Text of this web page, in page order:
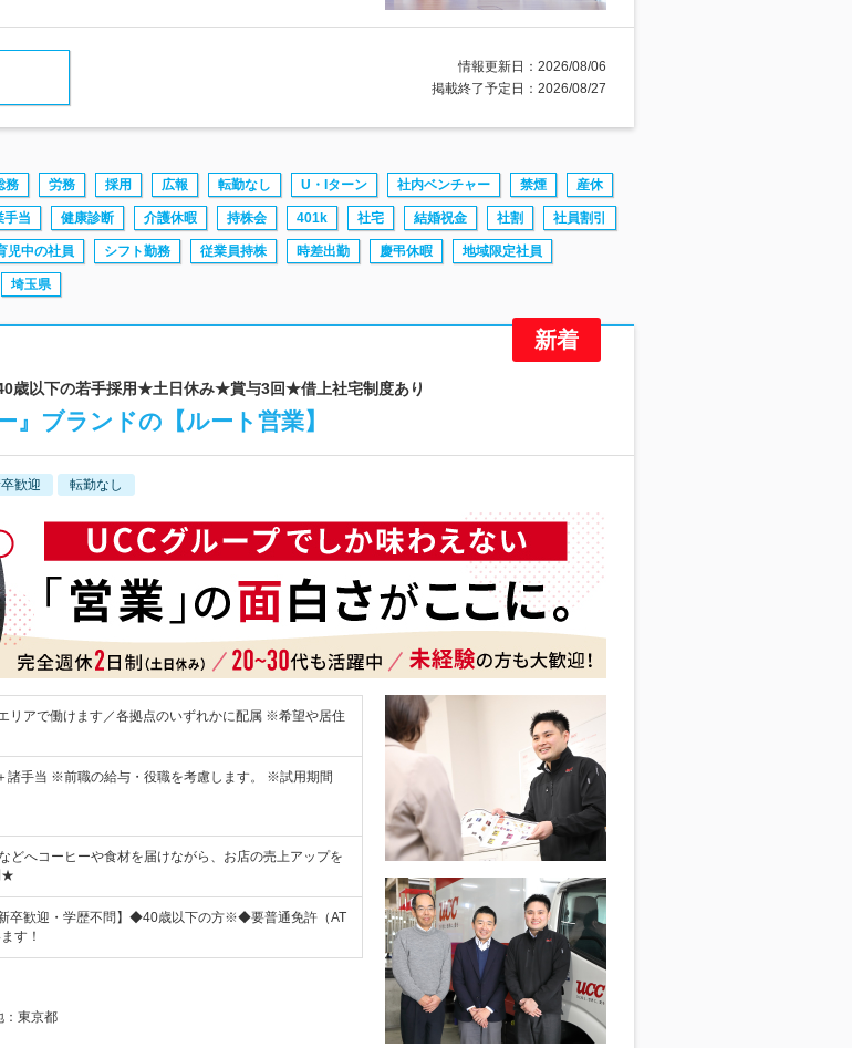
情報更新日：2026/08/06
掲載終了予定日：2026/08/27
務 労務 採用 広報 転勤なし U・Iターン 社内ベンチャー 禁煙 産休
手当 健康診断 介護休暇 持株会 401k 社宅 結婚祝金 社割 社員割引
児中の社員 シフト勤務 従業員持株 時差出勤 慶弔休暇 地域限定社員
埼玉県
歳以下の若手採用★土日休み★賞与3回★借上社宅制度あり
ブランドの【ルート営業】
歓迎 転勤なし
リアで働けます／各拠点のいずれかに配属 ※希望や居住
諸手当 ※前職の給与・役職を考慮します。 ※試用期間
どへコーヒーや食材を届けながら、お店の売上アップを
★
卒歓迎・学歴不問】◆40歳以下の方※◆要普通免許（AT
す！
：東京都